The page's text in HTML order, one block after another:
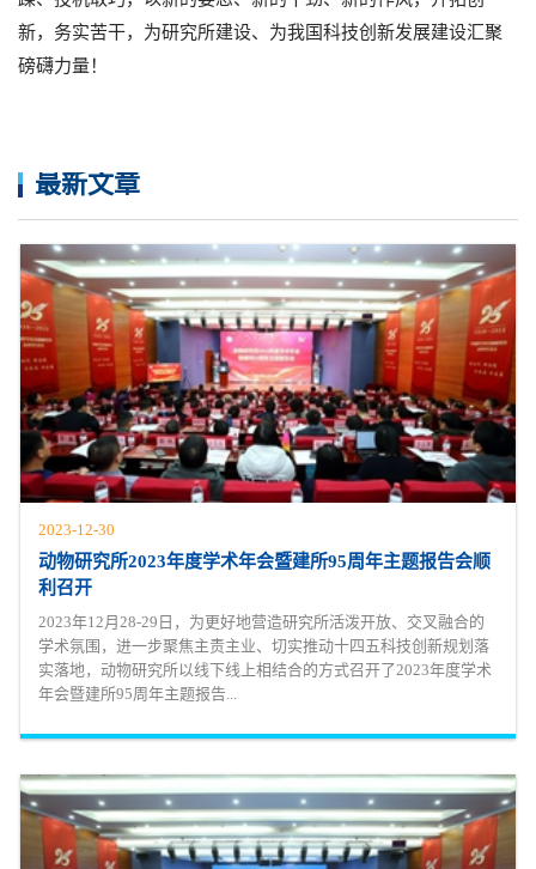
新，务实苦干，为研究所建设、为我国科技创新发展建设汇聚
磅礴力量！
最新文章
2023-12-30
动物研究所2023年度学术年会暨建所95周年主题报告会顺
利召开
2023年12月28-29日，为更好地营造研究所活泼开放、交叉融合的
学术氛围，进一步聚焦主责主业、切实推动十四五科技创新规划落
实落地，动物研究所以线下线上相结合的方式召开了2023年度学术
年会暨建所95周年主题报告...